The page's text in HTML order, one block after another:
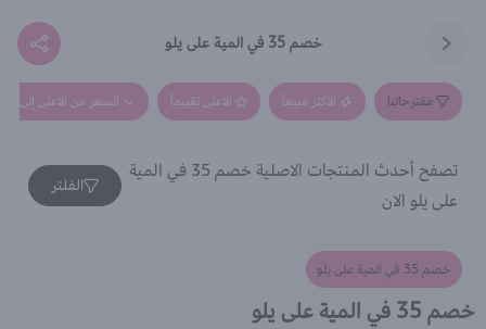
خصم 35 في المية على يلو
مقترحاتنا الاكثر مبيعاً الاعلى تقييماً السعر من الاعلى إلى
تصفح أحدث المنتجات الاصلية خصم 35 في المية
على يلو الان
الفلتر
خصم 35 في المية على يلو
خصم 35 في المية على يلو